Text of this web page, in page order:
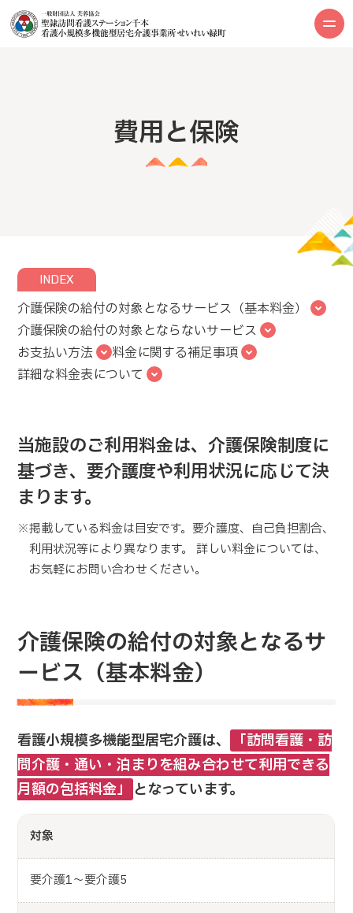
費用と保険
INDEX
介護保険の給付の対象となるサービス（基本料金）
介護保険の給付の対象とならないサービス
お支払い方法
料金に関する補足事項
詳細な料金表について
当施設のご利用料金は、介護保険制度に
基づき、要介護度や利用状況に応じて決
まります。
※掲載している料金は目安です。要介護度、自己負担割合、
利用状況等により異なります。 詳しい料金については、
お気軽にお問い合わせください。
介護保険の給付の対象となるサ
ービス（基本料金）
看護小規模多機能型居宅介護は、
「訪問看護・訪
問介護・通い・泊まりを組み合わせて利用できる
月額の包括料金」
となっています。
対象
要介護1～要介護5